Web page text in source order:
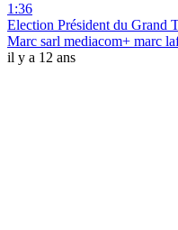
1:36
Election Président du Grand
Marc sarl mediacom+ marc
il y a 12 ans